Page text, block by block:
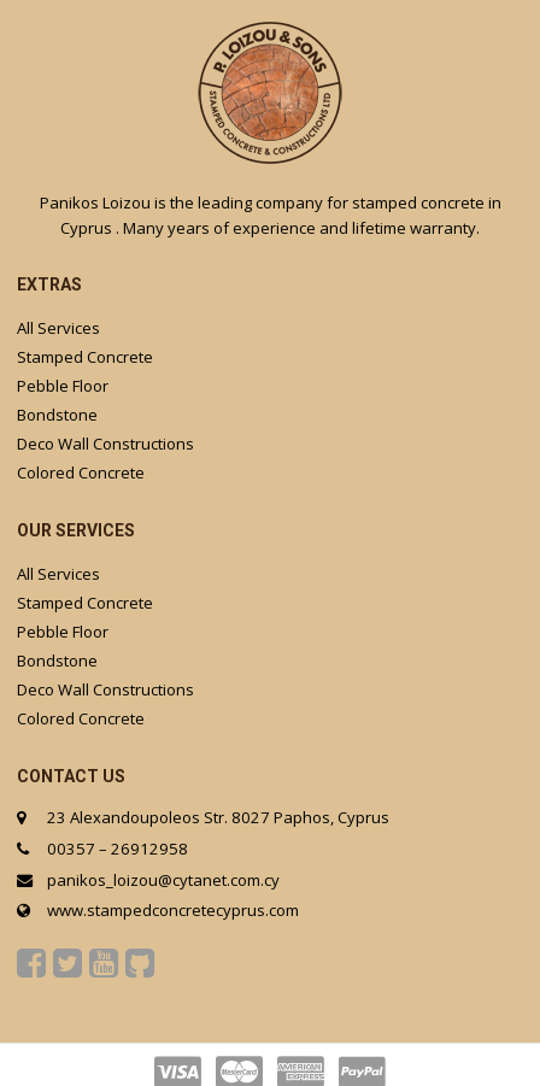
Panikos Loizou is the leading company for stamped concrete in
Cyprus . Many years of experience and lifetime warranty.
EXTRAS
All Services
Stamped Concrete
Pebble Floor
Bondstone
Deco Wall Constructions
Colored Concrete
OUR SERVICES
All Services
Stamped Concrete
Pebble Floor
Bondstone
Deco Wall Constructions
Colored Concrete
CONTACT US
23 Alexandoupoleos Str. 8027 Paphos, Cyprus
00357 – 26912958
panikos_loizou@cytanet.com.cy
www.stampedconcretecyprus.com